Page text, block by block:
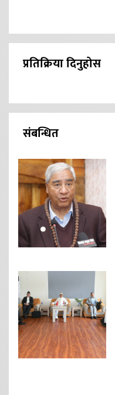
प्रतिक्रिया दिनुहोस
संबन्धित